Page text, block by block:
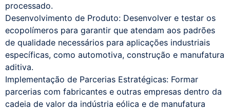
processado.
Desenvolvimento de Produto: Desenvolver e testar os
ecopolímeros para garantir que atendam aos padrões
de qualidade necessários para aplicações industriais
específicas, como automotiva, construção e manufatura
aditiva.
Implementação de Parcerias Estratégicas: Formar
parcerias com fabricantes e outras empresas dentro da
cadeia de valor da indústria eólica e de manufatura